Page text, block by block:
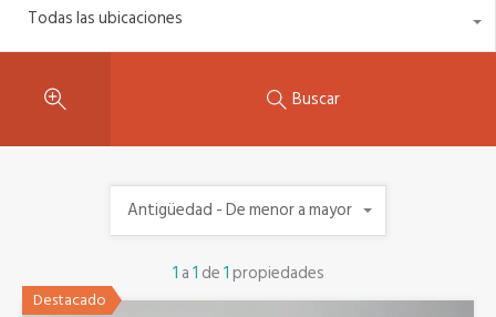
Todas las ubicaciones
Buscar
1 a1 de1propiedades
Antigüedad - De menor a mayor
Destacado